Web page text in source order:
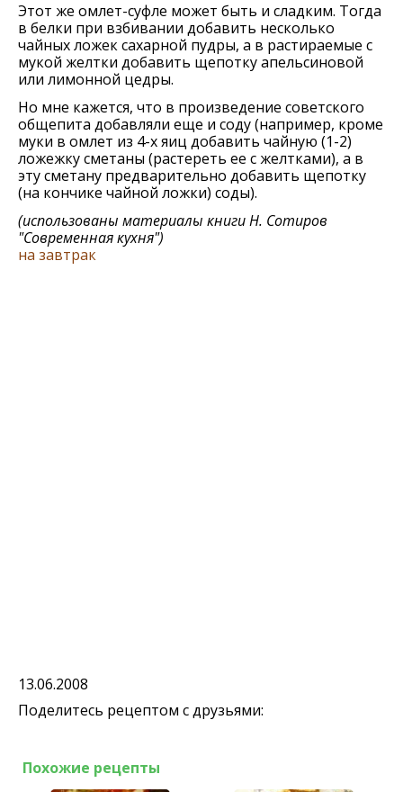
Этот же омлет-суфле может быть и сладким. Тогда
в белки при взбивании добавить несколько
чайных ложек сахарной пудры, а в растираемые с
мукой желтки добавить щепотку апельсиновой
или лимонной цедры.
Но мне кажется, что в произведение советского
общепита добавляли еще и соду (например, кроме
муки в омлет из 4-х яиц добавить чайную (1-2)
ложежку сметаны (растереть ее с желтками), а в
эту сметану предварительно добавить щепотку
(на кончике чайной ложки) соды).
(использованы материалы книгиН. Сотиров
"Современная кухня")
на завтрак
13.06.2008
Поделитесь рецептом с друзьями:
Похожие рецепты